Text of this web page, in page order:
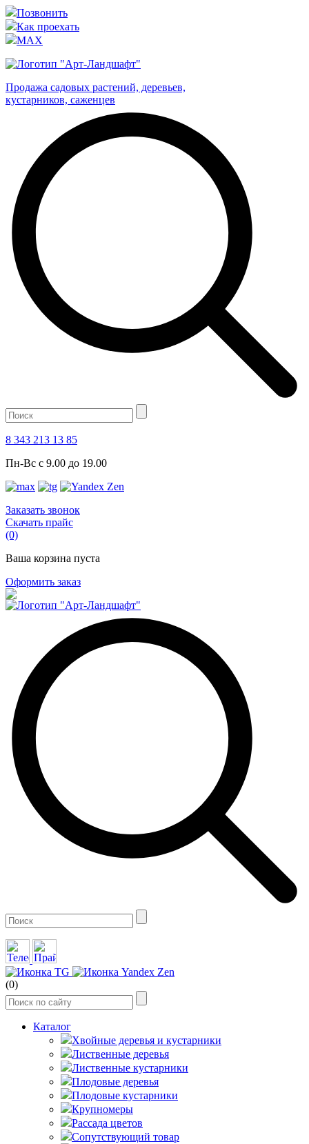
Позвонить
Как проехать
MAX
Продажа садовых растений, деревьев,
кустарников, саженцев
8 343 213 13 85
Пн-Вс с 9.00 до 19.00
Заказать звонок
Скачать прайс
(0)
Ваша корзина пуста
Оформить заказ
(0)
Каталог
Хвойные деревья и кустарники
Лиственные деревья
Лиственные кустарники
Плодовые деревья
Плодовые кустарники
Крупномеры
Рассада цветов
Сопутствующий товар